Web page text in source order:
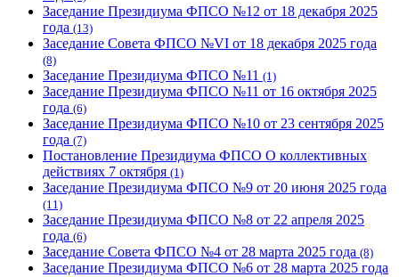
Заседание Президиума ФПСО №12 от 18 декабря 2025
года (13)
Заседание Совета ФПСО №VI от 18 декабря 2025 года
(8)
Заседание Президиума ФПСО №11 (1)
Заседание Президиума ФПСО №11 от 16 октября 2025
года (6)
Заседание Президиума ФПСО №10 от 23 сентября 2025
года (7)
Постановление Президиума ФПСО О коллективных
действиях 7 октября (1)
Заседание Президиума ФПСО №9 от 20 июня 2025 года
(11)
Заседание Президиума ФПСО №8 от 22 апреля 2025
года (6)
Заседание Совета ФПСО №4 от 28 марта 2025 года (8)
Заседание Президиума ФПСО №6 от 28 марта 2025 года